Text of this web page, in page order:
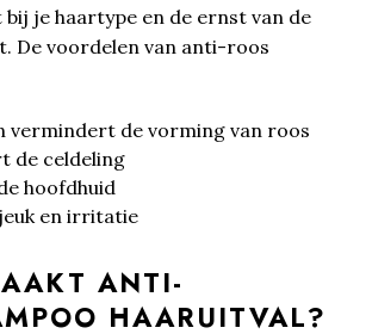
je haartype en de ernst van de
De voordelen van anti-roos
vermindert de vorming van roos
de celdeling
hoofdhuid
en irritatie
ANTI-
HAARUITVAL?